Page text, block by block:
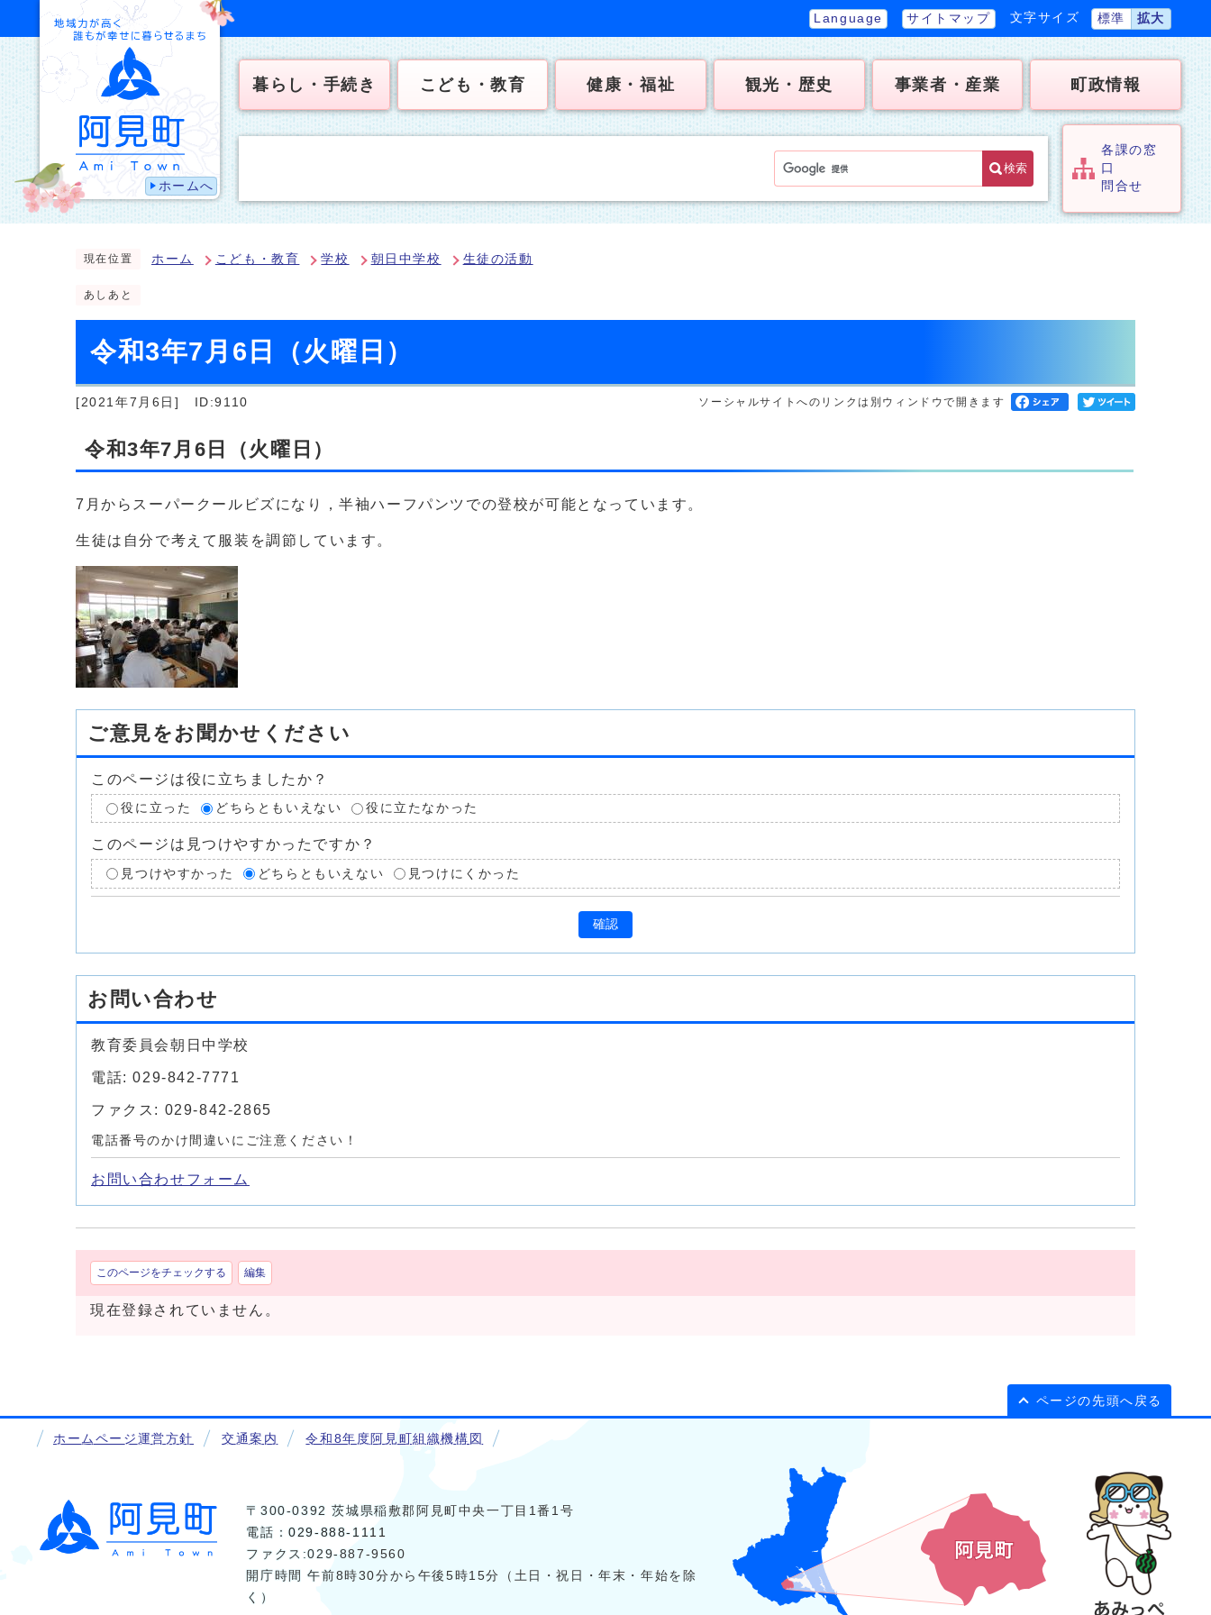
ホームへ
Language サイトマップ 文字サイズ 標準 拡大
暮らし・手続き こども・教育 健康・福祉 観光・歴史 事業者・産業 町政情報
検索
各課の窓
口
問合せ
現在位置 ホーム こども・教育 学校 朝日中学校 生徒の活動
あしあと
令和3年7月6日（火曜日）
[2021年7月6日] ID:9110 ソーシャルサイトへのリンクは別ウィンドウで開きます
令和3年7月6日（火曜日）
7月からスーパークールビズになり，半袖ハーフパンツでの登校が可能となっています。
生徒は自分で考えて服装を調節しています。
ご意見をお聞かせください
このページは役に立ちましたか？
役に立った どちらともいえない 役に立たなかった
このページは見つけやすかったですか？
見つけやすかった どちらともいえない 見つけにくかった
確認
お問い合わせ
教育委員会朝日中学校
電話: 029-842-7771
ファクス: 029-842-2865
電話番号のかけ間違いにご注意ください！
お問い合わせフォーム
このページをチェックする 編集
現在登録されていません。
ページの先頭へ戻る
ホームページ運営方針 交通案内 令和8年度阿見町組織機構図
〒300-0392 茨城県稲敷郡阿見町中央一丁目1番1号
電話：029-888-1111
ファクス:029-887-9560
開庁時間 午前8時30分から午後5時15分（土日・祝日・年末・年始を除
く）